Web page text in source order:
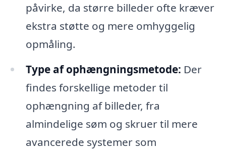
påvirke, da større billeder ofte kræver
ekstra støtte og mere omhyggelig
opmåling.
Type af ophængningsmetode: Der
findes forskellige metoder til
ophængning af billeder, fra
almindelige søm og skruer til mere
avancerede systemer som